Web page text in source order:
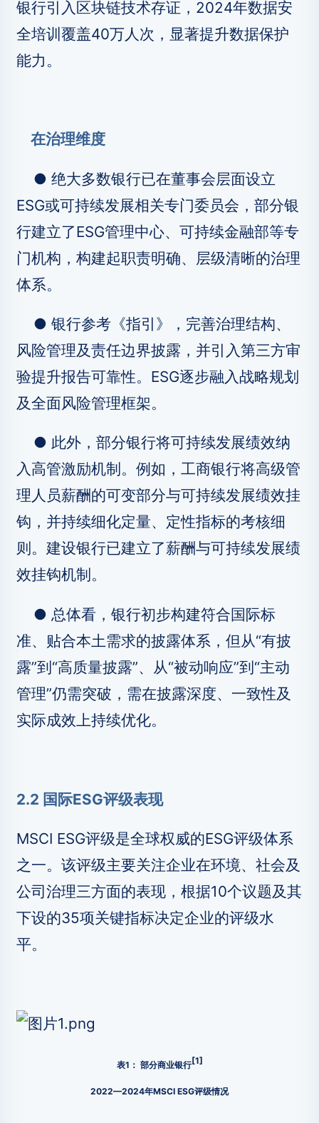
银行引入区块链技术存证，2024年数据安
全培训覆盖40万人次，显著提升数据保护
能力。
在治理维度
● 绝大多数银行已在董事会层面设立
ESG或可持续发展相关专门委员会，部分银
行建立了ESG管理中心、可持续金融部等专
门机构，构建起职责明确、层级清晰的治理
体系。
● 银行参考《指引》，完善治理结构、
风险管理及责任边界披露，并引入第三方审
验提升报告可靠性。ESG逐步融入战略规划
及全面风险管理框架。
● 此外，部分银行将可持续发展绩效纳
入高管激励机制。例如，工商银行将高级管
理人员薪酬的可变部分与可持续发展绩效挂
钩，并持续细化定量、定性指标的考核细
则。建设银行已建立了薪酬与可持续发展绩
效挂钩机制。
● 总体看，银行初步构建符合国际标
准、贴合本土需求的披露体系，但从“有披
露”到“高质量披露”、从“被动响应”到“主动
管理”仍需突破，需在披露深度、一致性及
实际成效上持续优化。
2.2 国际ESG评级表现
MSCI ESG评级是全球权威的ESG评级体系
之一。该评级主要关注企业在环境、社会及
公司治理三方面的表现，根据10个议题及其
下设的35项关键指标决定企业的评级水
平。
表1： 部分商业银行[1]
2022—2024年MSCI ESG评级情况